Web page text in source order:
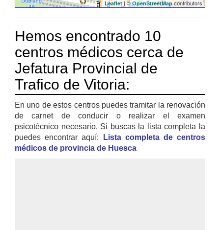
Leaflet | ©OpenStreetMapcontributors
Hemos encontrado 10
centros médicos cerca de
Jefatura Provincial de
Trafico de Vitoria:
En uno de estos centros puedes tramitar la renovación
de carnet de conducir o realizar el examen
psicotécnico necesario. Si buscas la lista completa la
puedes encontrar aquí:
Lista completa de centros
médicos de provincia de Huesca